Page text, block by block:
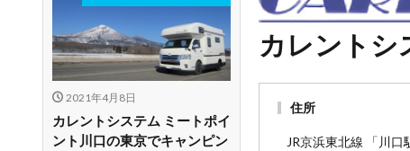
カレントシ
住所
JR京浜東北線 「川
2021年4月8日
カレントシステム ミートポイ
ント川口の東京でキャンピン